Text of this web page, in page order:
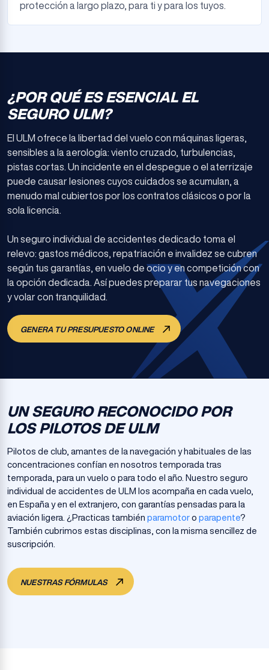
protección a largo plazo, para ti y para los tuyos.
¿POR QUÉ ES ESENCIAL EL
SEGURO ULM?
El ULM ofrece la libertad del vuelo con máquinas ligeras,
sensibles a la aerología: viento cruzado, turbulencias,
pistas cortas. Un incidente en el despegue o el aterrizaje
puede causar lesiones cuyos cuidados se acumulan, a
menudo mal cubiertos por los contratos clásicos o por la
sola licencia.
Un seguro individual de accidentes dedicado toma el
relevo: gastos médicos, repatriación e invalidez se cubren
según tus garantías, en vuelo de ocio y en competición con
la opción dedicada. Así puedes preparar tus navegaciones
y volar con tranquilidad.
GENERA TU PRESUPUESTO ONLINE
UN SEGURO RECONOCIDO POR
LOS PILOTOS DE ULM
Pilotos de club, amantes de la navegación y habituales de las
concentraciones confían en nosotros temporada tras
temporada, para un vuelo o para todo el año. Nuestro seguro
individual de accidentes de ULM los acompaña en cada vuelo,
en España y en el extranjero, con garantías pensadas para la
aviación ligera. ¿Practicas también paramotor o parapente?
También cubrimos estas disciplinas, con la misma sencillez de
suscripción.
NUESTRAS FÓRMULAS